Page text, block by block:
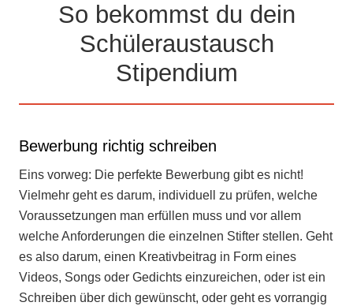
So bekommst du dein
Schüleraustausch
Stipendium
Bewerbung richtig schreiben
Eins vorweg: Die perfekte Bewerbung gibt es nicht!
Vielmehr geht es darum, individuell zu prüfen, welche
Voraussetzungen man erfüllen muss und vor allem
welche Anforderungen die einzelnen Stifter stellen. Geht
es also darum, einen Kreativbeitrag in Form eines
Videos, Songs oder Gedichts einzureichen, oder ist ein
Schreiben über dich gewünscht, oder geht es vorrangig